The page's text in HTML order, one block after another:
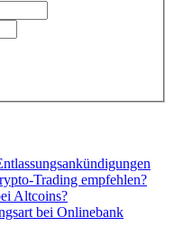
Trading empfehlen?
Altcoins?
bei Onlinebank